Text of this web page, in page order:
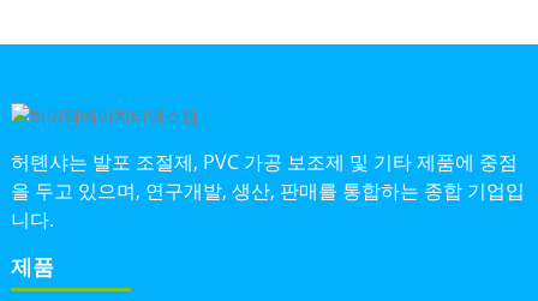
허톈샤는 발포 조절제, PVC 가공 보조제 및 기타 제품에 중점
을 두고 있으며, 연구개발, 생산, 판매를 통합하는 종합 기업입
니다.
제품